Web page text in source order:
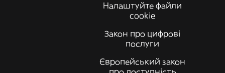
Налаштуйте файли
cookie
Закон про цифрові
послуги
Європейський закон